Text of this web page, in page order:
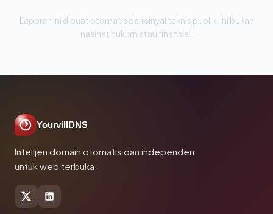
Laporan ini dibuat otomatis dari sinyal teknis publik. Ini bukan
nasihat hukum atau finansial.
YourvillDNS
Intelijen domain otomatis dan independen
untuk web terbuka.